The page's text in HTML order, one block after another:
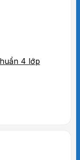
4 lớp